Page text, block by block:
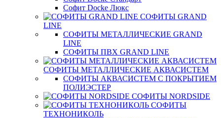
Софит Docke Люкс
СОФИТЫ GRAND
LINE
СОФИТЫ МЕТАЛЛИЧЕСКИЕ GRAND
LINE
СОФИТЫ ПВХ GRAND LINE
СОФИТЫ МЕТАЛЛИЧЕСКИЕ АКВАСИСТЕМ
СОФИТЫ АКВАСИСТЕМ С ПОКРЫТИЕМ
ПОЛИЭСТЕР
СОФИТЫ NORDSIDE
СОФИТЫ
ТЕХНОНИКОЛЬ